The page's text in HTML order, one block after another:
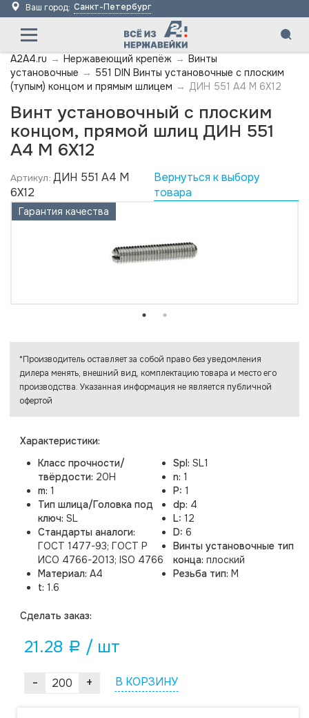
Ваш город: Санкт-Петербург
A2A4.ru → Нержавеющий крепёж → Винты
установочные → 551 DIN Винты установочные с плоским
(тупым) концом и прямым шлицем → ДИН 551 А4 M 6X12
Винт установочный с плоским
концом, прямой шлиц ДИН 551
А4 M 6X12
Артикул: ДИН 551 А4 M
6X12
Вернуться к выбору
товара
Гарантия качества
Характеристики:
Класс прочности/
твёрдости: 20H
m: 1
Тип шлица/Головка под
ключ: SL
Стандарты аналоги:
ГОСТ 1477-93; ГОСТ Р
ИСО 4766-2013; ISO 4766
Материал: A4
t: 1.6
Spl: SL1
n: 1
P: 1
dp: 4
L: 12
D: 6
Винты установочные тип
конца: плоский
Резьба тип: M
Cделать заказ:
21.28 a / шт
- + В КОРЗИНУ
*Производитель оставляет за собой право без уведомления
дилера менять, внешний вид, комплектацию товара и место его
производства. Указанная информация не является публичной
офертой